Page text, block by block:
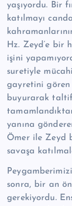
yaşıyordu. Bir
katılmayı
Hz. Zeyd’e bir
işini
suretiyle
gay­retini gören
buyurarak
yanına
Ömer ile Zeyd
savaşa
sonra, bir an
gerekiyordu.